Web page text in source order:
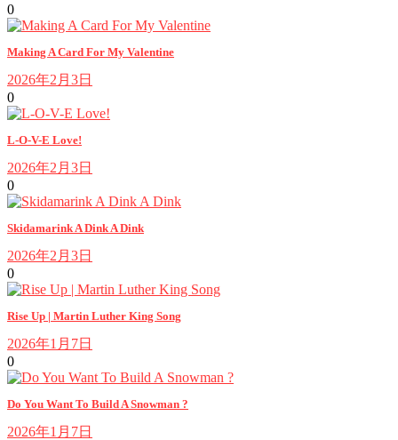
0
Making A Card For My Valentine
2026年2月3日
0
L-O-V-E Love!
2026年2月3日
0
Skidamarink A Dink A Dink
2026年2月3日
0
Rise Up | Martin Luther King Song
2026年1月7日
0
Do You Want To Build A Snowman ?
2026年1月7日